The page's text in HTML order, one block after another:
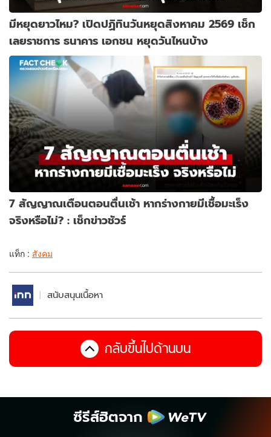
มีหยุดยาวไหม? เปิดปฏิทินวันหยุดสิงหาคม 2569 เช็ก
เลยราชการ ธนาคาร เอกชน หยุดวันไหนบ้าง
7 สัญญาณเตือนตอนตื่นเช้า หากร่างกายมีเชื้อมะเร็ง
จริงหรือไม่? : เช็กข่าวชัวร์
แท็ก : สังคม
สนับสนุนเนื้อหา
กลับขึ้นไปด้านบน
ซีรีส์ฮิตจาก